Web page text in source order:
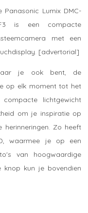
Panasonic Lumix DMC-
is een compacte
met een
[advertorial]
je ook bent, de
op elk moment tot het
lichtgewicht
om je inspiratie op
Zo heeft
waarmee je op een
van hoogwaardige
kun je bovendien